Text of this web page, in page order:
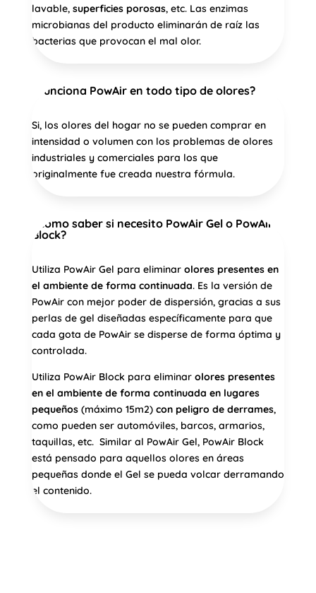
lavable, superficies porosas, etc. Las enzimas
microbianas del producto eliminarán de raíz las
bacterias que provocan el mal olor.
¿Funciona PowAir en todo tipo de olores?
Si, los olores del hogar no se pueden comprar en
intensidad o volumen con los problemas de olores
industriales y comerciales para los que
originalmente fue creada nuestra fórmula.
¿Cómo saber si necesito PowAir Gel o PowAir
Block?
Utiliza PowAir Gel para eliminar olores presentes en
el ambiente de forma continuada. Es la versión de
PowAir con mejor poder de dispersión, gracias a sus
perlas de gel diseñadas específicamente para que
cada gota de PowAir se disperse de forma óptima y
controlada.
Utiliza PowAir Block para eliminarolores presentes
en el ambiente de forma continuada en lugares
pequeños(máximo 15m2) con peligro de derrames,
como pueden ser automóviles, barcos, armarios,
taquillas, etc. Similar al PowAir Gel, PowAir Block
está pensado para aquellos olores en áreas
pequeñas donde el Gel se pueda volcar derramando
el contenido.